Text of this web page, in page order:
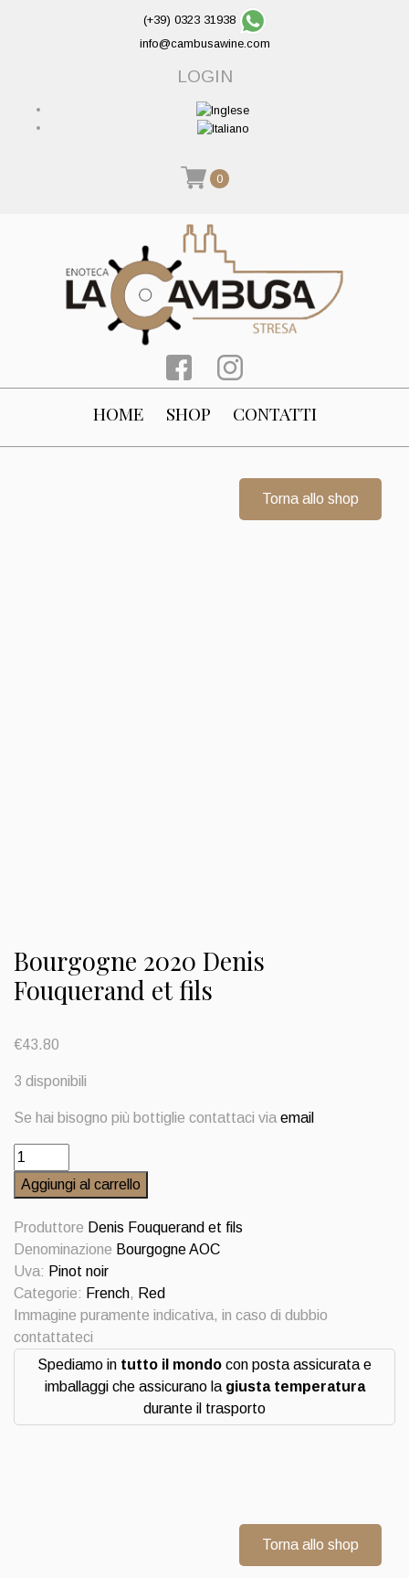
(+39) 0323 31938
info@cambusawine.com
LOGIN
0
HOME SHOP CONTATTI
Torna allo shop
Bourgogne 2020 Denis
Fouquerand et fils
€43.80
3 disponibili
Se hai bisogno più bottiglie contattaci via email
Bourgogne
2020
Denis
Fouquerand
et
fils
quantità
Aggiungi al carrello
Produttore Denis Fouquerand et fils
Denominazione Bourgogne AOC
Uva: Pinot noir
Categorie: French, Red
Immagine puramente indicativa, in caso di dubbio
contattateci
Spediamo in tutto il mondo con posta assicurata e
imballaggi che assicurano la giusta temperatura
durante il trasporto
Torna allo shop